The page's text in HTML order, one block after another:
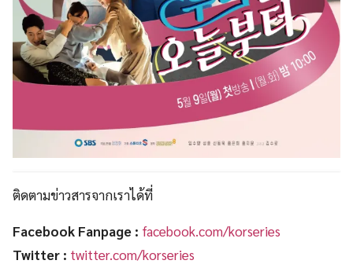
ติดตามข่าวสารจากเราได้ที่
Facebook Fanpage : facebook.com/korseries
Twitter : twitter.com/korseries